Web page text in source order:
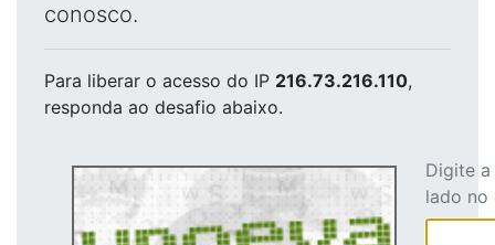
conosco.
Para liberar o acesso do IP 216.73.216.110,
responda ao desafio abaixo.
Digite
lado no